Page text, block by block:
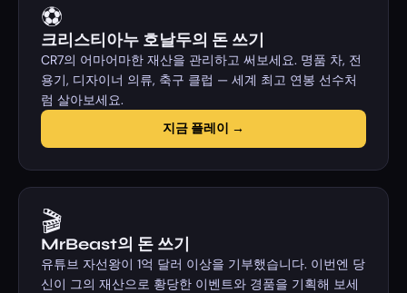
⚽
크리스티아누 호날두의 돈 쓰기
CR7의 어마어마한 재산을 관리하고 써보세요. 명품 차, 전
용기, 디자이너 의류, 축구 클럽 — 세계 최고 연봉 선수처
럼 살아보세요.
지금 플레이 →
🎬
MrBeast의 돈 쓰기
유튜브 자선왕이 1억 달러 이상을 기부했습니다. 이번엔 당
신이 그의 재산으로 황당한 이벤트와 경품을 기획해 보세